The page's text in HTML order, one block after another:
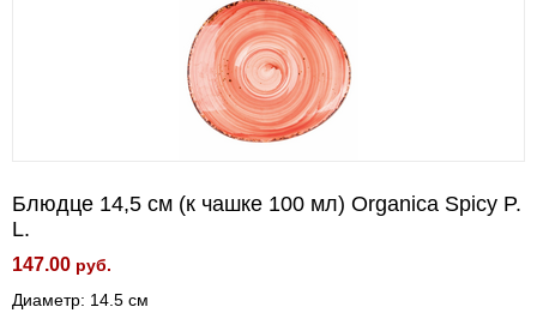
Блюдце 14,5 см (к чашке 100 мл) Organica Spicy P.
L.
147.00 руб.
Диаметр: 14.5 см